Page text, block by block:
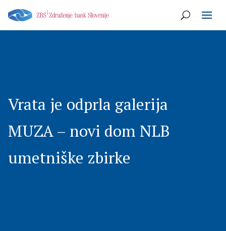
Vrata je odprla galerija
MUZA – novi dom NLB
umetniške zbirke